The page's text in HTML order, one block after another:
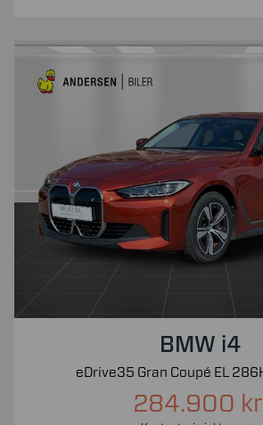
BMW i4
eDrive35 Gran Coupé EL
284.900